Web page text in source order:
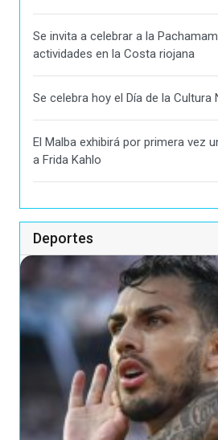
Se invita a celebrar a la
actividades en la Costa riojana
Se celebra hoy el Día de la Cultura
El Malba exhibirá por primera vez
a Frida Kahlo
Deportes